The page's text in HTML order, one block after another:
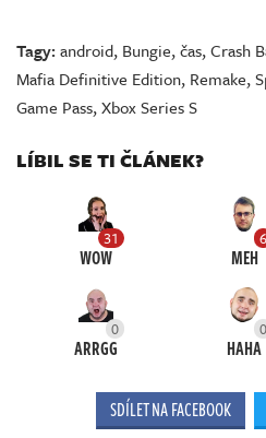
Tagy:android, Bungie,čas,Crash
Mafia Definitive Edition, Remake,
Game Pass,Xbox Series S
LÍBIL SE TI ČLÁNEK?
31
WOW
6
MEH
0
ARRGG
0
HAHA
SDÍLET NA FACEBOOK